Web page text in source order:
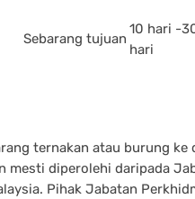
Sebarang tujuan
10 hari -
hari
ternakan atau burung ke
mesti diperolehi daripada
Pihak Jabatan